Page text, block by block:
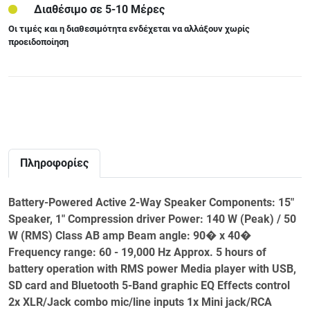
Διαθέσιμο σε 5-10 Μέρες
Οι τιμές και η διαθεσιμότητα ενδέχεται να αλλάξουν χωρίς
προειδοποίηση
Πληροφορίες
Battery-Powered Active 2-Way Speaker Components: 15"
Speaker, 1" Compression driver Power: 140 W (Peak) / 50
W (RMS) Class AB amp Beam angle: 90� x 40�
Frequency range: 60 - 19,000 Hz Approx. 5 hours of
battery operation with RMS power Media player with USB,
SD card and Bluetooth 5-Band graphic EQ Effects control
2x XLR/Jack combo mic/line inputs 1x Mini jack/RCA